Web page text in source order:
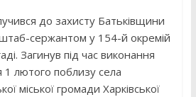
до захисту Батьківщини
штаб-сержантом у 154-й окремій
Загинув під час виконання
лютого поблизу села
міської громади Харківської